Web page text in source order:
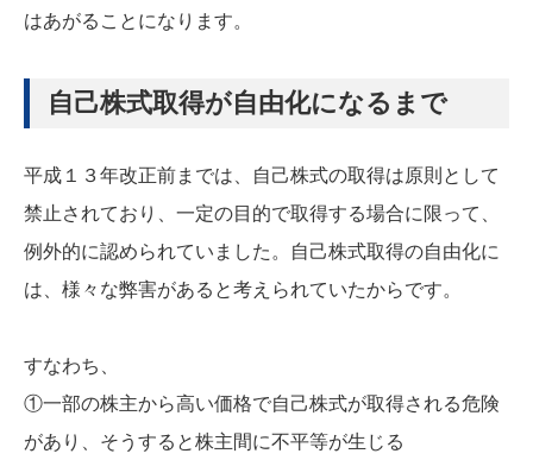
はあがることになります。
自己株式取得が自由化になるまで
平成１３年改正前までは、自己株式の取得は原則として
禁止されており、一定の目的で取得する場合に限って、
例外的に認められていました。自己株式取得の自由化に
は、様々な弊害があると考えられていたからです。
すなわち、
①一部の株主から高い価格で自己株式が取得される危険
があり、そうすると株主間に不平等が生じる